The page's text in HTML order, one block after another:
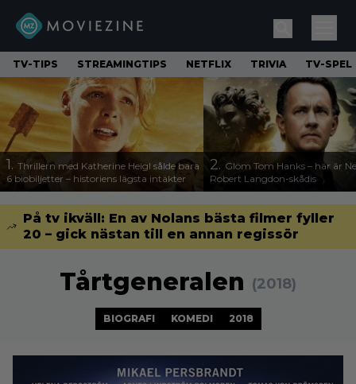
TV-TIPS STREAMINGTIPS NETFLIX TRIVIA TV-SPEL
1. Thrillern med Katherine Heigl sålde bara
6 biobiljetter – historiens lägsta intäkter
2. Glöm Tom Hanks – här är
Robert Langdon-skådis
På tv ikväll: En av Nolans bästa filmer fyller
20 – gick nästan till en annan regissör
Tårtgeneralen (2018)
BIOGRAFI KOMEDI 2018